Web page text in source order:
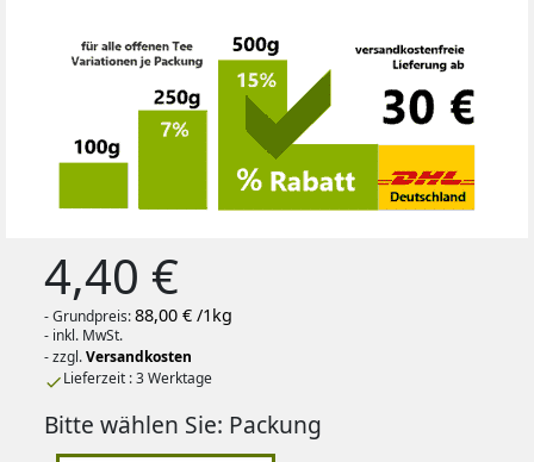
4,40 €
- Grundpreis:88,00 € /1kg
- inkl. MwSt.
- zzgl.Versandkosten
Lieferzeit : 3 Werktage
Bitte wählen Sie: Packung